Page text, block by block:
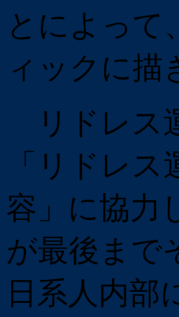
とによって
ィックに描
リドレス
「リドレ
容」に協力
が最後まで
日系人内部